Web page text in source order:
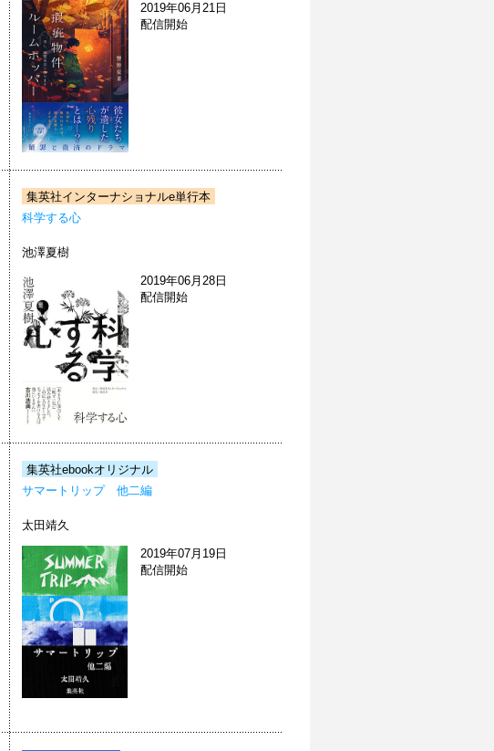
2019年06月21日
配信開始
集英社インターナショナルe単行本
科学する心
池澤夏樹
2019年06月28日
配信開始
集英社ebookオリジナル
サマートリップ 他二編
太田靖久
2019年07月19日
配信開始